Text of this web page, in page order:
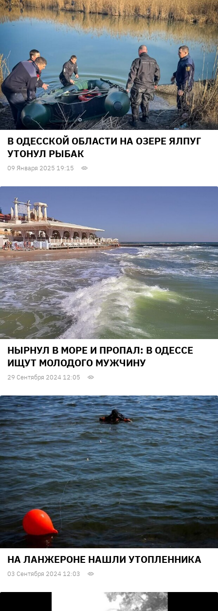
В ОДЕССКОЙ ОБЛАСТИ НА ОЗЕРЕ ЯЛПУГ
УТОНУЛ РЫБАК
09 Января 2025 19:15
НЫРНУЛ В МОРЕ И ПРОПАЛ: В ОДЕССЕ
ИЩУТ МОЛОДОГО МУЖЧИНУ
29 Сентября 2024 12:05
НА ЛАНЖЕРОНЕ НАШЛИ УТОПЛЕННИКА
03 Сентября 2024 12:03